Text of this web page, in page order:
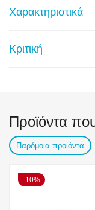
Χαρακτηριστικά
Κριτική
Προϊόντα
Παρόμοια προιόντα
10%